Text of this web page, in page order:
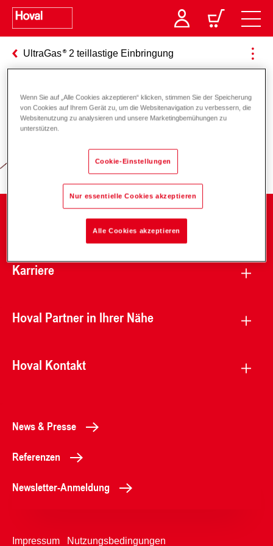
UltraGas 2 teillastige Einbringung
Verantwortung für Energie und
Karriere
Hoval Partner in Ihrer Nähe
Hoval Kontakt
News & Presse
Referenzen
Newsletter-Anmeldung
Impressum Nutzungsbedingungen
Wenn Sie auf „Alle Cookies akzeptieren“ klicken, stimmen Sie der Speicherung
von Cookies auf Ihrem Gerät zu, um die Websitenavigation zu verbessern, die
Websitenutzung zu analysieren und unsere Marketingbemühungen zu
unterstützen.
Cookie-Einstellungen
Nur essentielle Cookies akzeptieren
Alle Cookies akzeptieren